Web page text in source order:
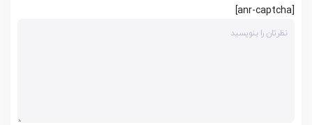
[anr-captcha]